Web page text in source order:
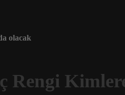
olacak
Rengi